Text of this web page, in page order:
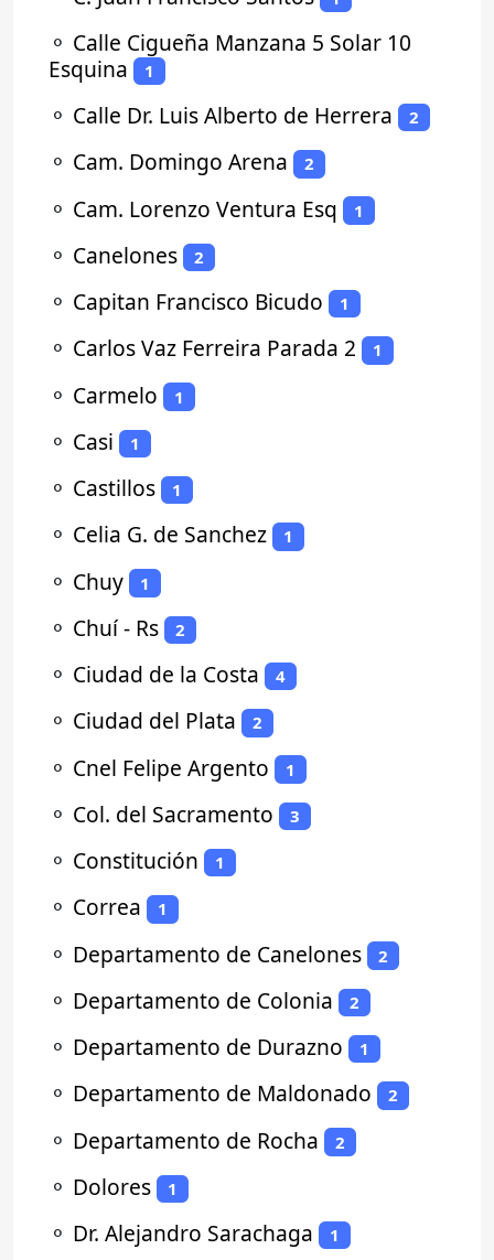
⚬ Calle Cigueña Manzana 5 Solar 10
Esquina
1
⚬ Calle Dr. Luis Alberto de Herrera 2
⚬ Cam. Domingo Arena 2
⚬ Cam. Lorenzo Ventura Esq 1
⚬ Canelones 2
⚬ Capitan Francisco Bicudo 1
⚬ Carlos Vaz Ferreira Parada 2 1
⚬ Carmelo 1
⚬ Casi 1
⚬ Castillos 1
⚬ Celia G. de Sanchez 1
⚬ Chuy 1
⚬ Chuí - Rs 2
⚬ Ciudad de la Costa 4
⚬ Ciudad del Plata 2
⚬ Cnel Felipe Argento 1
⚬ Col. del Sacramento 3
⚬ Constitución 1
⚬ Correa 1
⚬ Departamento de Canelones 2
⚬ Departamento de Colonia 2
⚬ Departamento de Durazno 1
⚬ Departamento de Maldonado 2
⚬ Departamento de Rocha 2
⚬ Dolores 1
⚬ Dr. Alejandro Sarachaga 1